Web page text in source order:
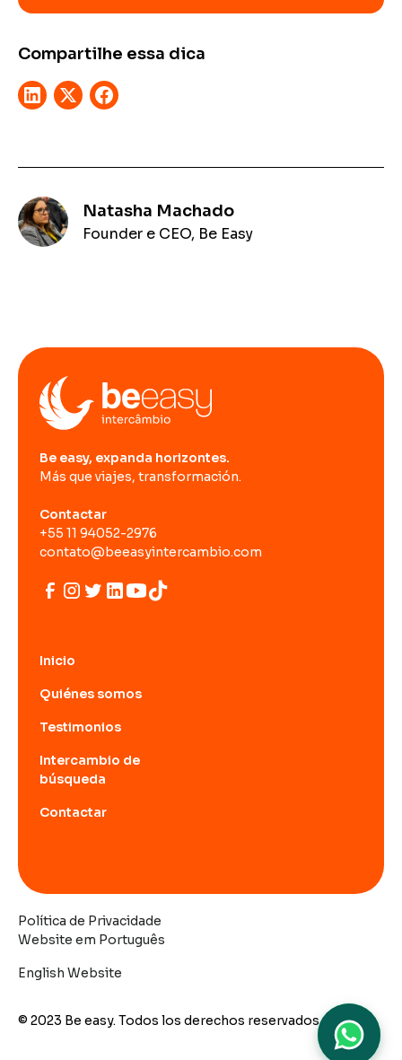
Compartilhe essa dica
Natasha Machado
Founder e CEO, Be Easy
Be easy, expanda horizontes.
Más que viajes, transformación.
Contactar
+55 11 94052-2976
contato@beeasyintercambio.com
Inicio
Quiénes somos
Testimonios
Intercambio de
búsqueda
Contactar
© 2023 Be easy. Todos los derechos reservados.
Website em Português
English Website
Política de Privacidade